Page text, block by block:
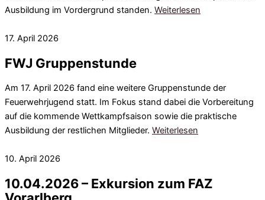
Ausbildung im Vordergrund standen. Weiterlesen
17. April 2026
FWJ Gruppenstunde
Am 17. April 2026 fand eine weitere Gruppenstunde der
Feuerwehrjugend statt. Im Fokus stand dabei die Vorbereitung
auf die kommende Wettkampfsaison sowie die praktische
Ausbildung der restlichen Mitglieder. Weiterlesen
10. April 2026
10.04.2026 – Exkursion zum FAZ